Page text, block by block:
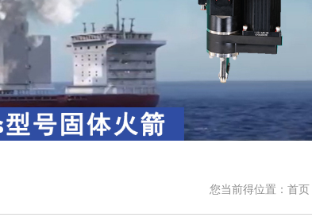
您当前得位置： 首页